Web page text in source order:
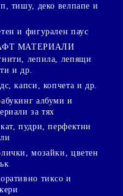
тишу, деко велпапе и
и фигурален паус
МАТЕРИАЛИ
лепила, лепящи
и др.
капси, копчета и др.
албуми и
за тях
пудри, перфектни
мозайки, цветен
тиксо и